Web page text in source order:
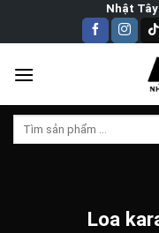
Nhật
Tìm
Loa